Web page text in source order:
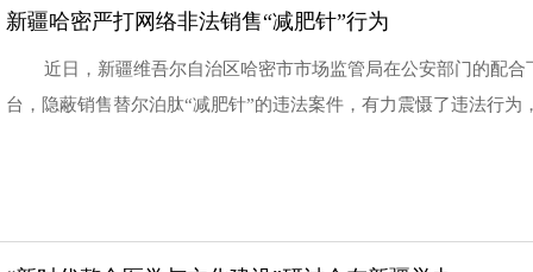
新疆哈密严打网络非法销售“减肥针”行为
近日，新疆维吾尔自治区哈密市市场监管局在公安部门的配
台，隐蔽销售替尔泊肽“减肥针”的违法案件，有力震慑了违法行